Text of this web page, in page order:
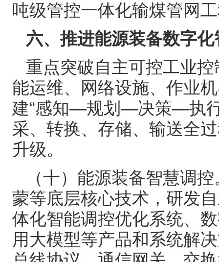
吨级管控一体化输煤管网
六、推进能源装备数字
重点突破自主可控工业
能运维、网络设施、作业
建“感知—规划—决策—执
采、转换、存储、输送全
升级。
（十）能源装备智慧调
蒙等底层核心技术，研发
体化智能调控优化系统、
用大模型等产品和系统解